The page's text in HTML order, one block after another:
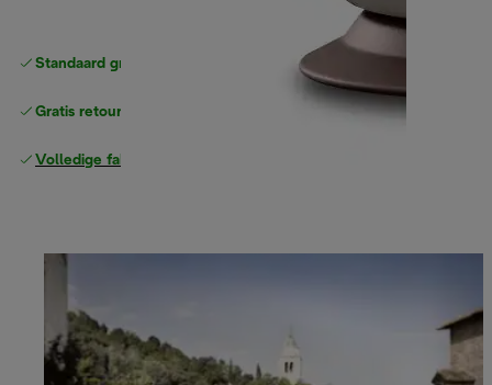
Standaard gratis verzending vanaf € 49
Gratis retourneren
Volledige fabrieksgarantie